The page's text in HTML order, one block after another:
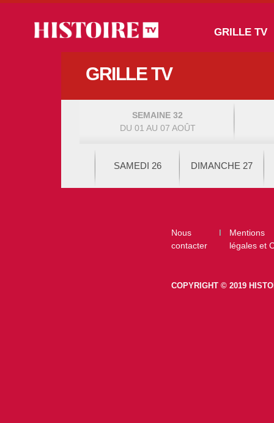
GRILLE TV
GRILLE TV
SEMAINE 32
DU 01 AU 07 AOÛT
SAMEDI 26 DIMANCHE 27
Footer
Nous
contacter
Mentions
légales et
COPYRIGHT © 2019